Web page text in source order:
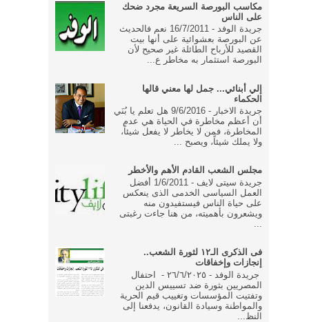
مكاسب البورصة السريعة مجرد ضحك
على الناس
جريدة الوفد - 16/7/2011 نعم فالحديث
عن البورصة بعشوائية على أنها بيت
القصيد للأرباح الطائلة غير صحيح لأن
البورصة استثمار به مخاطر ع...
إلي أبنائي... جمل لها معني قالها
الحكماء
جريدة الاخبار - 9/6/2016 هل تعلم يا بُنَي
أن أعظم مخاطرة في الحياة هي عدم
المخاطرة، فمن لا يخاطر لا يفعل شيئاً،
ولا يملك شيئاً، ويصبح ...
مجلس الشعب القادم الأهم والأخطر
جريدة سيتى لايف - 1/6/2011 أفضل
العمل السياسى الخدمى الذى ينعكس
على حياة الناس فيستفيدون منه
ويشعرون بأهميته، من هنا جاءت رغبتى
فى الذكرى الـ١٢ لثورة الشعب..
إنجازات وإخفاقات
جريدة الوفد - ٢٦/٦/٢٠٢٥ - احتفال
المصريين بثورة ضد تسييس الدين
وتفتيت المؤسسات وتغييب قيم الحرية
والمواطنة وسيادة القانون، يدفعنا إلى
النظ...